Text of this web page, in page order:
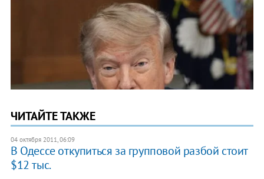
ЧИТАЙТЕ ТАКЖЕ
04 октября 2011, 06:09
В Одессе откупиться за групповой разбой стоит
$12 тыс.